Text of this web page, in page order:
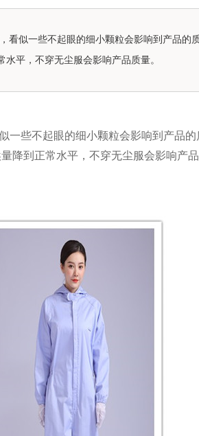
看似一些不起眼的细小颗粒会影响到产品的
平，不穿无尘服会影响产品质量。
一些不起眼的细小颗粒会影响到产品的
降到正常水平，不穿无尘服会影响产